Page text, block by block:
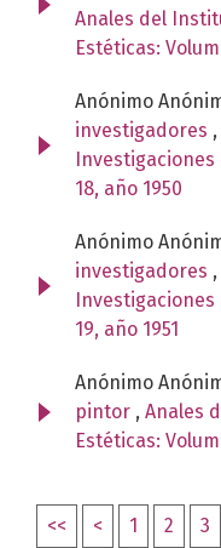
Anales del
Estéticas:
Anónimo
investigadores ,
Investigaciones
18, año 1950
Anónimo
investigadores ,
Investigaciones
19, año 1951
Anónimo
pintor , Anales
Estéticas:
<< < 1 2 3